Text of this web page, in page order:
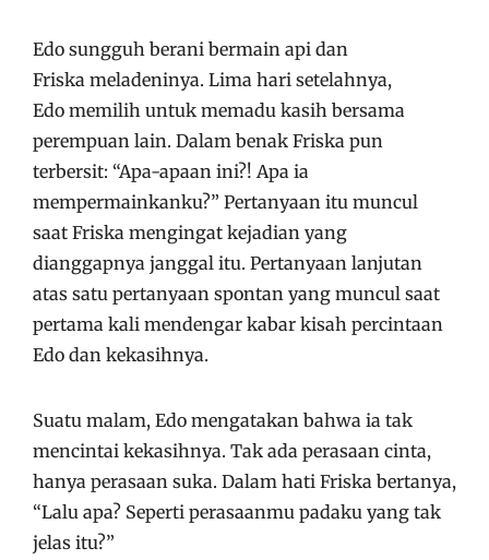
Edo sungguh berani bermain api dan
Friska meladeninya. Lima hari setelahnya,
Edo memilih untuk memadu kasih bersama
perempuan lain. Dalam benak Friska pun
terbersit: “Apa-apaan ini?! Apa ia
mempermainkanku?” Pertanyaan itu muncul
saat Friska mengingat kejadian yang
dianggapnya janggal itu. Pertanyaan lanjutan
atas satu pertanyaan spontan yang muncul saat
pertama kali mendengar kabar kisah percintaan
Edo dan kekasihnya.
Suatu malam, Edo mengatakan bahwa ia tak
mencintai kekasihnya. Tak ada perasaan cinta,
hanya perasaan suka. Dalam hati Friska bertanya,
“Lalu apa? Seperti perasaanmu padaku yang tak
jelas itu?”